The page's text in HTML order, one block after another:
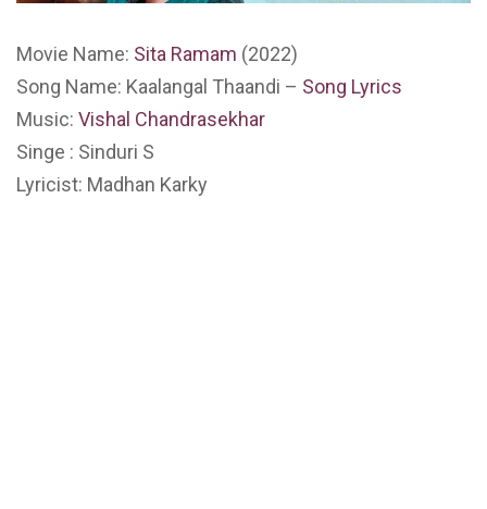
Movie Name: Sita Ramam (2022)
Song Name: Kaalangal Thaandi – Song Lyrics
Music: Vishal Chandrasekhar
Singe : Sinduri S
Lyricist: Madhan Karky